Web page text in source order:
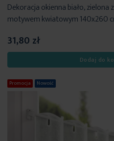
Dekoracja okienna biało, zielona
motywem kwiatowym 140x260
31,80 zł
Dodaj do
Promocja Nowość